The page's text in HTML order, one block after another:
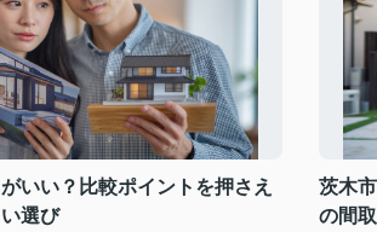
いい？比較ポイントを押さえ
選び
茨木
の間